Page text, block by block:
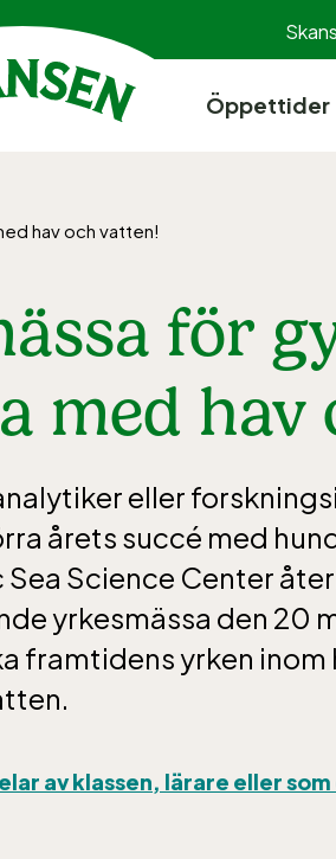
Öppettider
hav och vatten!
för
med hav
eller
årets succé med
Science Center
yrkesmässa den 20
framtidens yrken inom
av klassen, lärare eller